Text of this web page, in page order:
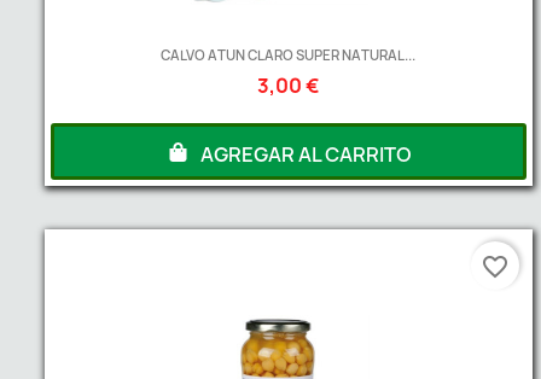
CALVO ATUN CLARO SUPER NATURAL...
3,00 €
AGREGAR AL CARRITO
favorite_border